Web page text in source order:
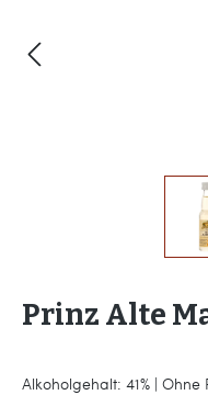
Prinz Alte
Alkoholgehalt: 41% | Ohne